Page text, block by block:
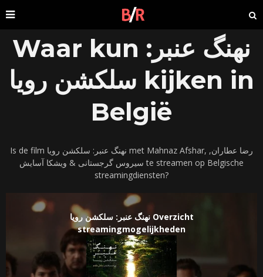
Waar kun نهنگ عنبر:
سلکشن رویا kijken in
België
Is de film نهنگ عنبر: سلکشن رویا met Mahnaz Afshar, رضا عطاران,
سیروس گرجستانی & ویشکا آسایش te streamen op Belgische
streamingdiensten?
نهنگ عنبر: سلکشن رویا Overzicht
streamingmogelijkheden